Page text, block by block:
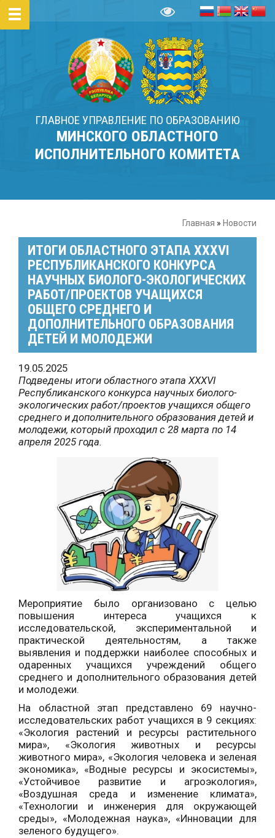
ГЛАВНОЕ УПРАВЛЕНИЕ ПО ОБРАЗОВАНИЮ
МИНСКОГО ОБЛАСТНОГО
ИСПОЛНИТЕЛЬНОГО КОМИТЕТА
Главная » Новости
ИТОГИ ОБЛАСТНОГО ЭТАПА XXXVI
РЕСПУБЛИКАНСКОГО КОНКУРСА
НАУЧНЫХ БИОЛОГО-ЭКОЛОГИЧЕСКИХ
РАБОТ/ПРОЕКТОВ УЧАЩИХСЯ
ОБЩЕГО СРЕДНЕГО И
ДОПОЛНИТЕЛЬНОГО ОБРАЗОВАНИЯ
ДЕТЕЙ И МОЛОДЕЖИ
19.05.2025
Подведены итоги областного этапа XXXVI
Республиканского конкурса научных биолого-
экологических работ/проектов учащихся общего
среднего и дополнительного образования детей и
молодежи, который проходил с 28 марта по 14
апреля 2025 года.
Мероприятие было организовано с целью
повышения интереса учащихся к
исследовательской, экспериментальной и
практической деятельностям, а также
выявления и поддержки наиболее способных и
одаренных учащихся учреждений общего
среднего и дополнительного образования детей
и молодежи.
На областной этап представлено 69 научно-
исследовательских работ учащихся в 9 секциях:
«Экология растений и ресурсы растительного
мира», «Экология животных и ресурсы
животного мира», «Экология человека и зеленая
экономика», «Водные ресурсы и экосистемы»,
«Устойчивое развитие и агроэкология»,
«Воздушная среда и изменение климата»,
«Технологии и инженерия для окружающей
среды», «Молодежная наука», «Инновации для
зеленого будущего».